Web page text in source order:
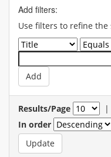
Add filters:
Use filters to refine the
Results/Page |
In order